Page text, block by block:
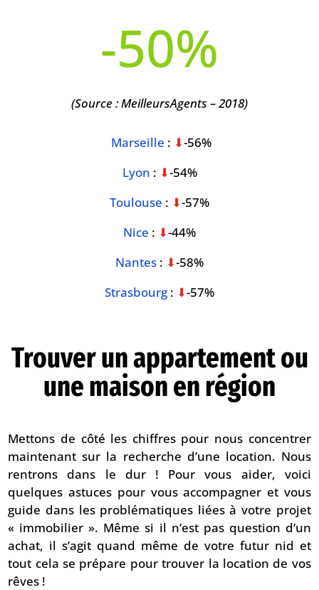
-50%
(Source : MeilleursAgents – 2018)
Marseille : ⬇︎-56%
Lyon : ⬇︎-54%
Toulouse : ⬇︎-57%
Nice : ⬇︎-44%
Nantes : ⬇︎-58%
Strasbourg : ⬇︎-57%
Trouver un appartement ou
une maison en région
Mettons de côté les chiffres pour nous concentrer
maintenant sur la recherche d’une location. Nous
rentrons dans le dur ! Pour vous aider, voici
quelques astuces pour vous accompagner et vous
guide dans les problématiques liées à votre projet
« immobilier ». Même si il n’est pas question d’un
achat, il s’agit quand même de votre futur nid et
tout cela se prépare pour trouver la location de vos
rêves !